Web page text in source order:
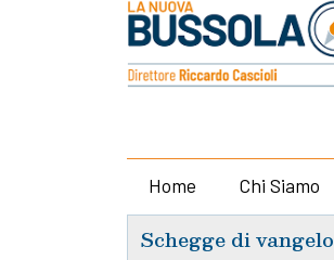
Home Chi Siamo
Schegge di vangelo